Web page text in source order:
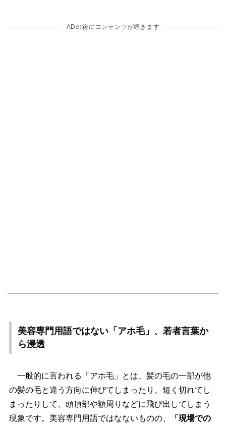
ADの後にコンテンツが続きます
美容専門用語ではない「アホ毛」、若者言葉か
ら浸透
一般的に言われる「アホ毛」とは、髪の毛の一部が他
の髪の毛と違う方向に伸びてしまったり、短く切れてし
まったりして、頭頂部や額周りなどに飛び出してしまう
現象です。美容専門用語ではなないものの、
「現場での